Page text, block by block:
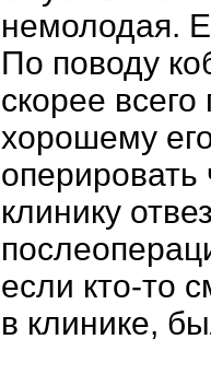
немолодая.
По поводу
скорее
хорошему
клинику
если кто-то
в клинике,